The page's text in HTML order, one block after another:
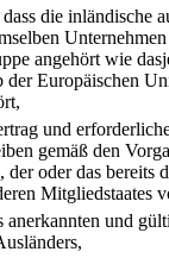
die inländische
angehört wie
der Europäischen
und
gemäß den
der oder das bereits
Mitgliedstaates
und